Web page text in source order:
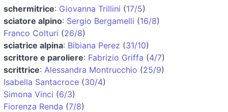
schermitrice: Giovanna Trillini (17/5)
sciatore alpino: Sergio Bergamelli (16/8)
Franco Colturi (26/8)
sciatrice alpina: Bibiana Perez (31/10)
scrittore e paroliere: Fabrizio Griffa (4/7)
scrittrice: Alessandra Montrucchio (25/9)
Isabella Santacroce (30/4)
Simona Vinci (6/3)
Fiorenza Renda (7/8)